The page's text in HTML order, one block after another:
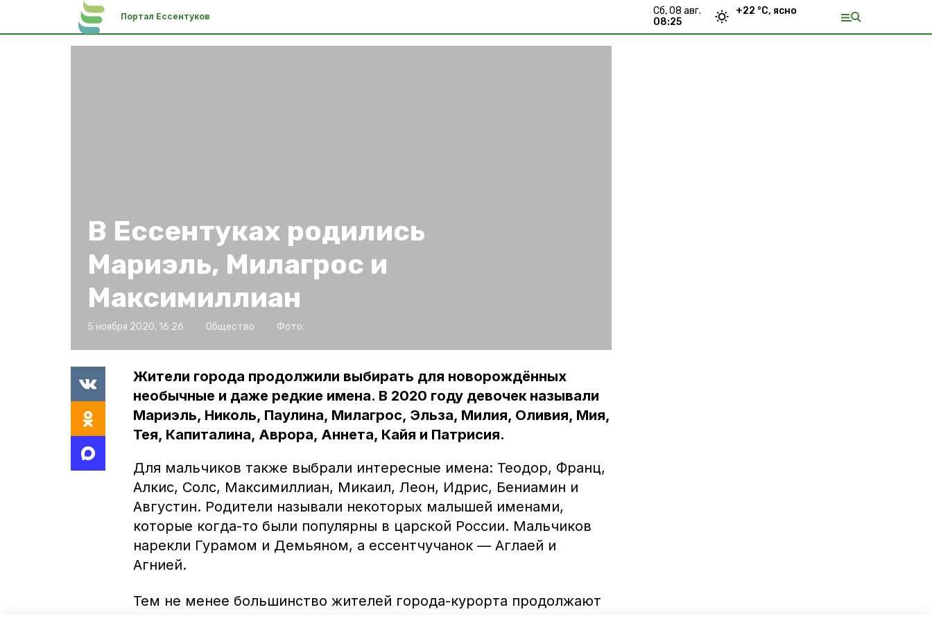
Портал Ессентуков
сб, 08 авг.
08:25
+22 °С, ясно
В Ессентуках родились
Мариэль, Милагрос и
Максимиллиан
5 ноября 2020, 16:26 Общество Фото:
Жители города продолжили выбирать для новорождённых
необычные и даже редкие имена. В 2020 году девочек называли
Мариэль, Николь, Паулина, Милагрос, Эльза, Милия, Оливия, Мия,
Тея, Капиталина, Аврора, Аннета, Кайя и Патрисия.
Для мальчиков также выбрали интересные имена: Теодор, Франц,
Алкис, Солс, Максимиллиан, Микаил, Леон, Идрис, Бениамин и
Августин. Родители называли некоторых малышей именами,
которые когда-то были популярны в царской России. Мальчиков
нарекли Гурамом и Демьяном, а ессентчучанок — Аглаей и
Агнией.
Тем не менее большинство жителей города-курорта продолжают